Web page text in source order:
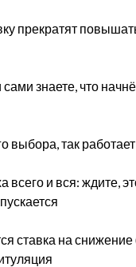
прекратят
знаете, что
выбора, так
всего и вся: ждите,
ставка на